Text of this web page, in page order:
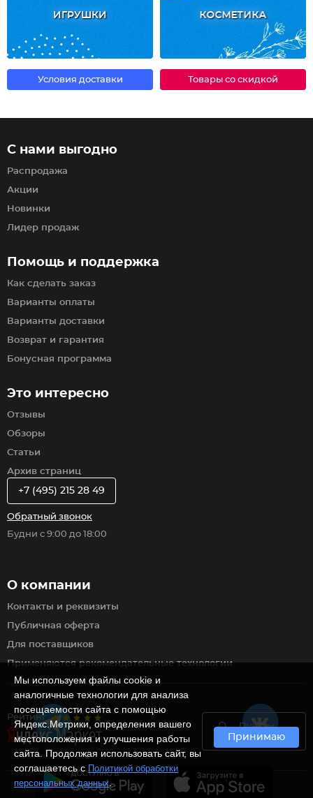
ИГРУШКИ КОСМЕТИКА
Условия доставки Товары со скидкой
Рейтинг
Пункты
самовывоза
Помощь и поддержка
Как сделать заказ
Варианты оплаты
Варианты доставки
Возврат и гарантия
Бонусная программа
С нами выгодно
Распродажа
Акции
Новинки
Лидер продаж
Это интересно
Отзывы
Обзоры
Статьи
Архив страниц
О компании
Контакты и реквизиты
Публичная оферта
Для поставщиков
Применяются рекомендательные технологии
+7 (495) 215 28 49
Обратный звонок
Будни с 9:00 до 18:00
Мы используем файлы cookie и
аналогичные технологии для анализа
посещаемости сайта с помощью
Яндекс.Метрики, определения вашего
местоположения и улучшения работы
сайта. Продолжая использовать сайт, вы
соглашаетесь с Политикой обработки
персональных данных.
Принимаю